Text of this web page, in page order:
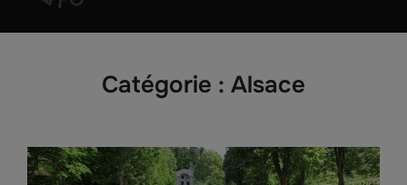
Catégorie : Alsace